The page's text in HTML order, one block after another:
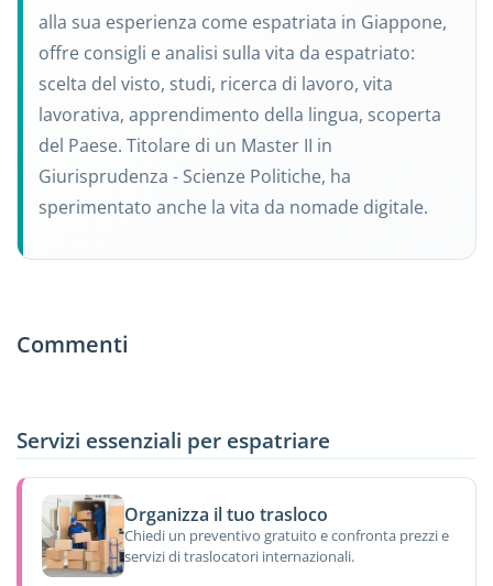
alla sua esperienza come espatriata in Giappone,
offre consigli e analisi sulla vita da espatriato:
scelta del visto, studi, ricerca di lavoro, vita
lavorativa, apprendimento della lingua, scoperta
del Paese. Titolare di un Master II in
Giurisprudenza - Scienze Politiche, ha
sperimentato anche la vita da nomade digitale.
Commenti
Servizi essenziali per espatriare
Organizza il tuo trasloco
Chiedi un preventivo gratuito e confronta prezzi e
servizi di traslocatori internazionali.